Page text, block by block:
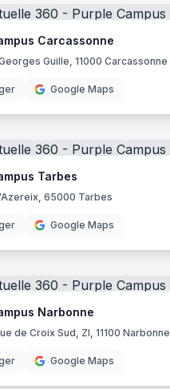
Carcassonne
Guille, 11000 Carcassonne
Google Maps
Tarbes
65000 Tarbes
Google Maps
Narbonne
de Croix Sud, ZI, 11100 Narbonne
Google Maps